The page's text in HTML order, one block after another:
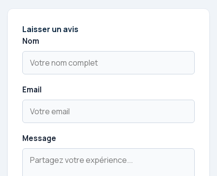
Laisser un avis
Nom
Email
Message